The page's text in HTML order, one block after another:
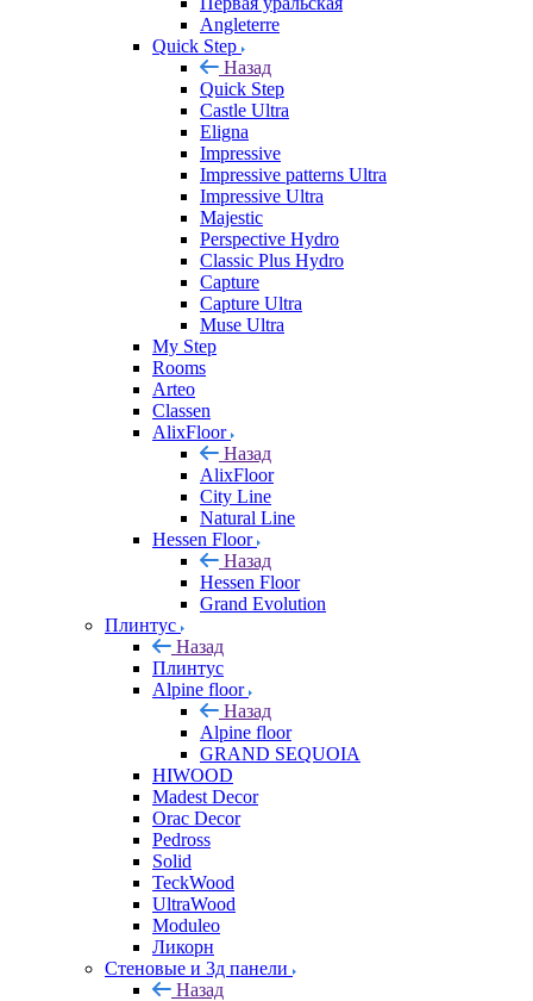
Angleterre
Quick Step
Назад
Quick Step
Castle Ultra
Eligna
Impressive
Impressive patterns Ultra
Impressive Ultra
Majestic
Perspective Hydro
Classic Plus Hydro
Capture
Capture Ultra
Muse Ultra
My Step
Rooms
Arteo
Classen
AlixFloor
Назад
AlixFloor
City Line
Natural Line
Hessen Floor
Назад
Hessen Floor
Grand Evolution
Плинтус
Назад
Плинтус
Alpine floor
Назад
Alpine floor
GRAND SEQUOIA
HIWOOD
Madest Decor
Orac Decor
Pedross
Solid
TeckWood
UltraWood
Moduleo
Ликорн
Стеновые и 3д панели
Назад